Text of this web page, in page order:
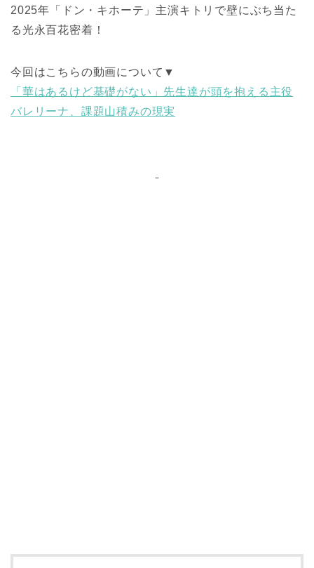
2025年「ドン・キホーテ」主演キトリで壁にぶち当た
る光永百花密着！
今回はこちらの動画について▼
「華はあるけど基礎がない」先生達が頭を抱える主役
バレリーナ、課題山積みの現実